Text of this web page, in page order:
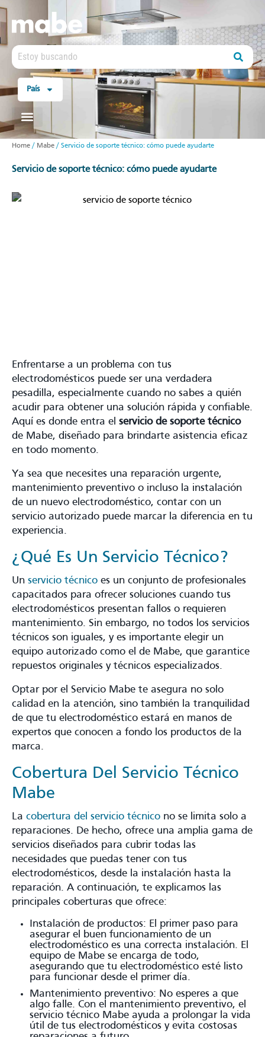
País
Home / Mabe / Servicio de soporte técnico: cómo puede ayudarte
servicio de soporte técnico: cómo puede ayudarte
Enfrentarse a un problema con tus
electrodomésticos puede ser una verdadera
pesadilla, especialmente cuando no sabes a quién
acudir para obtener una solución rápida y confiable.
Aquí es donde entra el servicio de soporte técnico
de Mabe, diseñado para brindarte asistencia eficaz
en todo momento.
Ya sea que necesites una reparación urgente,
mantenimiento preventivo o incluso la instalación
de un nuevo electrodoméstico, contar con un
servicio autorizado puede marcar la diferencia en tu
experiencia.
¿Qué Es Un Servicio Técnico?
Un servicio técnico es un conjunto de profesionales
capacitados para ofrecer soluciones cuando tus
electrodomésticos presentan fallos o requieren
mantenimiento. Sin embargo, no todos los servicios
técnicos son iguales, y es importante elegir un
equipo autorizado como el de Mabe, que garantice
repuestos originales y técnicos especializados.
Optar por el Servicio Mabe te asegura no solo
calidad en la atención, sino también la tranquilidad
de que tu electrodoméstico estará en manos de
expertos que conocen a fondo los productos de la
marca.
Cobertura Del Servicio Técnico
Mabe
La cobertura del servicio técnico no se limita solo a
reparaciones. De hecho, ofrece una amplia gama de
servicios diseñados para cubrir todas las
necesidades que puedas tener con tus
electrodomésticos, desde la instalación hasta la
reparación. A continuación, te explicamos las
principales coberturas que ofrece:
Instalación de productos: El primer paso para
asegurar el buen funcionamiento de un
electrodoméstico es una correcta instalación. El
equipo de Mabe se encarga de todo,
asegurando que tu electrodoméstico esté listo
para funcionar desde el primer día.
Mantenimiento preventivo: No esperes a que
algo falle. Con el mantenimiento preventivo, el
servicio técnico Mabe ayuda a prolongar la vida
útil de tus electrodomésticos y evita costosas